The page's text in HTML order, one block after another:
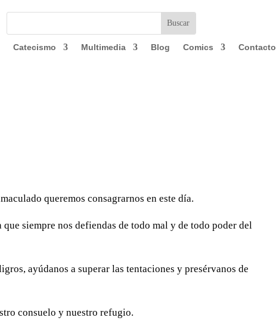
Catecismo Multimedia Blog Comics Contacto
queremos consagrarnos en este día.
siempre nos defiendas de todo mal y de todo poder del
ayúdanos a superar las tentaciones y presérvanos de
consuelo y nuestro refugio.